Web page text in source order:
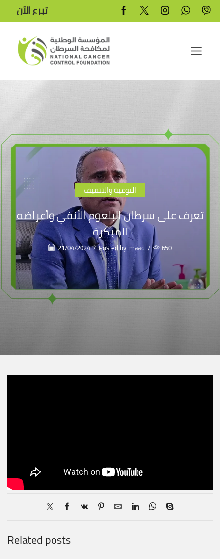
تبرع الآن
التوعية والتثقيف
تعرف على سرطان البلعوم الأنفي وأعراضه
المبكرة
21/04/2024 / Posted by maad / 650
Related posts